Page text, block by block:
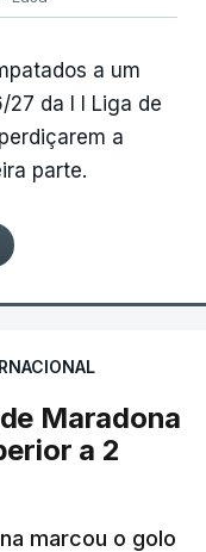
a um
da I I Liga de
a
parte.
Maradona
a 2
marcou o golo